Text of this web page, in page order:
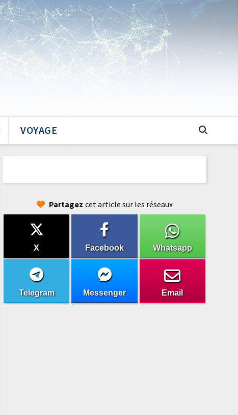
VOYAGE
Partagez cet article sur les réseaux
X Facebook Whatsapp
Telegram Messenger Email